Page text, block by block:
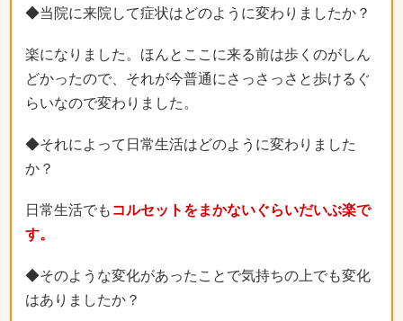
◆当院に来院して症状はどのように変わりましたか？
楽になりました。ほんとここに来る前は歩くのがしん
どかったので、それが今普通にさっさっさと歩けるぐ
らいなので変わりました。
◆それによって日常生活はどのように変わりました
か？
日常生活でも コルセットをまかないぐらいだいぶ楽で
す。
◆そのような変化があったことで気持ちの上でも変化
はありましたか？